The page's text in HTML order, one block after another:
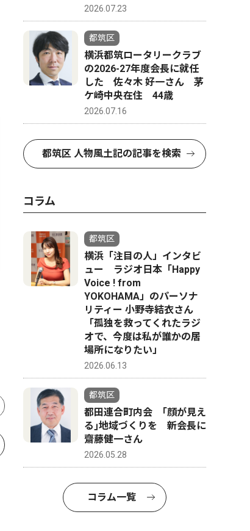
社会
2026.08.06
都筑の未来に意見募集 区プ
ラン改定の検討に
早渕中学
部 県大
2026.07.23
都筑区
横浜都筑ロータリークラブ
の2026-27年度会長に就任
した 佐々木 好一さん 茅
ケ崎中央在住 44歳
2026.07.16
都筑区 人物風土記の記事を検索
コラム
都筑区
横浜「注目の人」インタビ
ュー ラジオ日本「Happy
Voice ! from
YOKOHAMA」のパーソナ
リティー 小野寺結衣さん
「孤独を救ってくれたラジ
オで、今度は私が誰かの居
場所になりたい」
2026.06.13
都筑区
都田連合町内会 ｢顔が見え
る｣地域づくりを 新会長に
齋藤健一さん
2026.05.28
コラム一覧